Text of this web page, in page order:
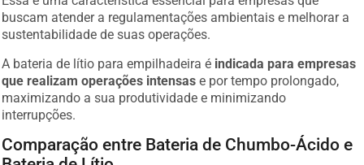
buscam atender a regulamentações ambientais e melhorar a
sustentabilidade de suas operações.
A bateria de lítio para empilhadeira é indicada para empresas
que realizam operações intensas e por tempo prolongado,
maximizando a sua produtividade e minimizando
interrupções.
Comparação entre Bateria de Chumbo-Ácido e